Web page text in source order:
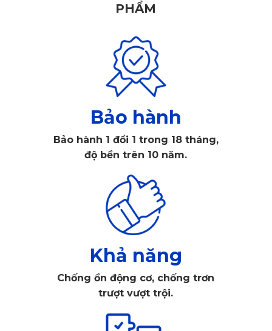
Ưu điểm thảm lót sàn xe
Có thể bạn đã từng nghe tới thương hiệu KATA, một thương
hiệu uy tín sản xuất thảm lót sàn tại Việt Nam. Thảm lót sàn
là sản phẩm nòng cốt của công ty, được chọn lựa nguyên
liệu, sản xuất và đóng gói theo từng bước nghiêm ngặt nhất.
Thảm luôn đảm bảo chất lượng khi đến tay người tiêu dùng.
Với 10 năm chinh chiến trên thương trường cả trong và
ngoài nước, KATA đã có cho mình nguồn khách hàng quý
giá luôn tin tưởng và ủng hộ KATA. Vậy thảm lót sàn ô tô
của chiếc Hyundai Custin mới “trình làng” tại Việt Nam phải
sắm ngay cho “xế” cưng của mình?
PHẨM
Bảo hành
Bảo hành 1 đổi 1 trong 18 tháng,
độ bền trên 10 năm.
Khả năng
Chống ồn động cơ, chống trơn
trượt vượt trội.